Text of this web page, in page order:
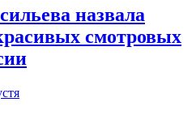
назвала
смотровых